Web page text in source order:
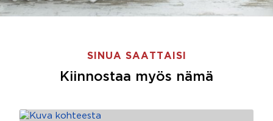
SINUA SAATTAISI
Kiinnostaa myös nämä